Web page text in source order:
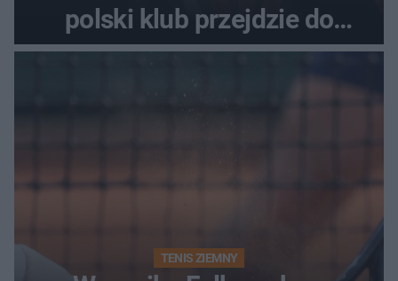
polski klub przejdzie do
historii
TENIS ZIEMNY